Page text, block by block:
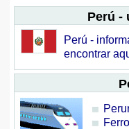
Perú -
Perú -
encontrar